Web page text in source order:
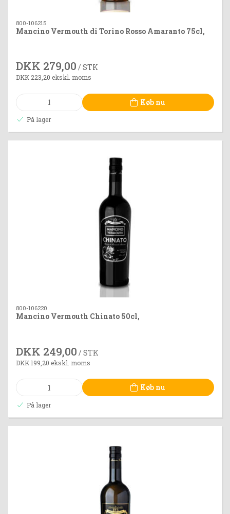
800-106215
Mancino Vermouth di Torino Rosso Amaranto 75cl,
DKK 279,00 / STK
DKK 223,20 ekskl. moms
Køb nu
På lager
800-106220
Mancino Vermouth Chinato 50cl,
DKK 249,00 / STK
DKK 199,20 ekskl. moms
Køb nu
På lager